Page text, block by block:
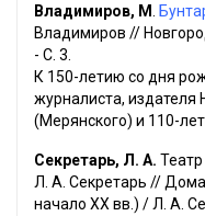
Владимиров, М.
Владимиров //
- С. 3.
К 150-летию со дня
журналиста, издателя
(Мерянского) и 110-
Секретарь, Л. А.
Л. А. Секретарь //
начало XX вв.) / Л. А.